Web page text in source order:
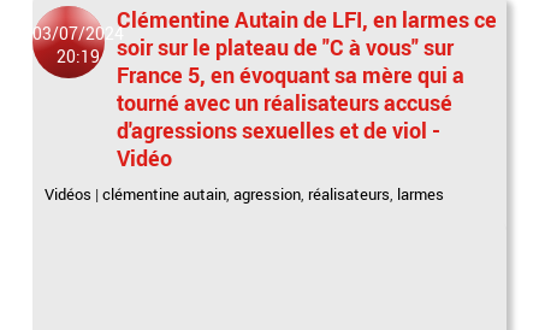
03/07/2024
20:19
Clémentine Autain de LFI, en larmes ce
soir sur le plateau de "C à vous" sur
France 5, en évoquant sa mère qui a
tourné avec un réalisateurs accusé
d'agressions sexuelles et de viol -
Vidéo
Vidéos |clémentine autain,agression, réalisateurs, larmes